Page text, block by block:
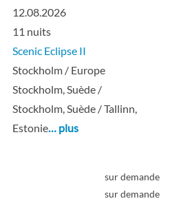
12.08.2026
11 nuits
Scenic Eclipse II
Stockholm / Europe
Stockholm, Suède /
Stockholm, Suède / Tallinn,
Estonie… plus
sur demande
sur demande